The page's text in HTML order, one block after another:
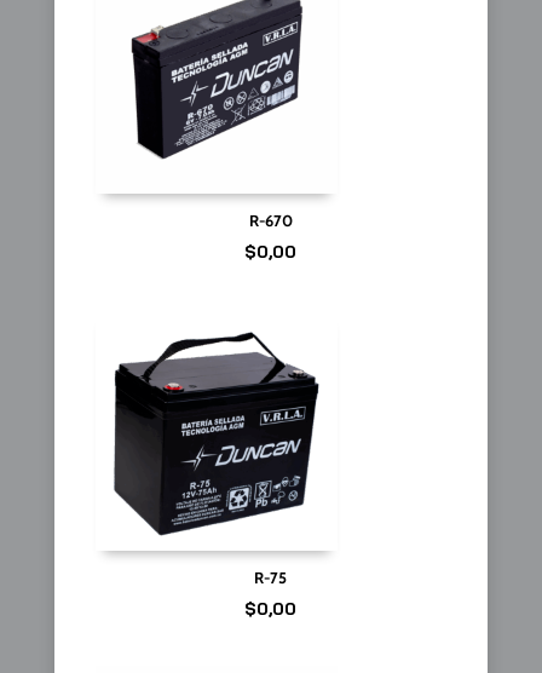
R-670
$0,00
R-75
$0,00